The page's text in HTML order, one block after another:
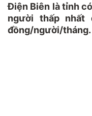
Điện Biên là tỉnh
người thấp nhất
đồng/người/tháng.